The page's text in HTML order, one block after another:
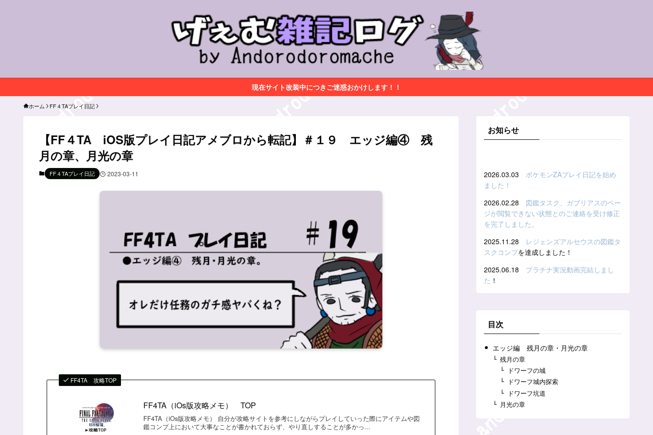
現在サイト改装中につきご迷惑おかけします！！
ホーム FF４TAプレイ日記
【FF４TA iOS版プレイ日記アメブロから転記】＃１９ エッジ編④ 残
月の章、月光の章
FF４TAプレイ日記 2023-03-11
FF4TA 攻略TOP
FF4TA（iOs版攻略メモ） TOP
FF4TA（iOs版攻略メモ） 自分が攻略サイトを参考にしながらプレイしていった際にアイテムや図
鑑コンプ上において大事なことが書かれておらず、やり直しすることが多かっ...
お知らせ
2026.03.03 ポケモンZAプレイ日記を始め
ました！
2026.02.28 図鑑タスク、ガブリアスのペー
ジが閲覧できない状態とのご連絡を受け修正
を完了しました。
2025.11.28 レジェンズアルセウスの図鑑タ
スクコンプを達成しました！
2025.06.18 プラチナ実況動画完結しまし
た ！
目次
エッジ編 残月の章・月光の章
残月の章
ドワーフの城
ドワーフ城内探索
ドワーフ坑道
月光の章